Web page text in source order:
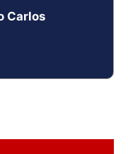
Carlos